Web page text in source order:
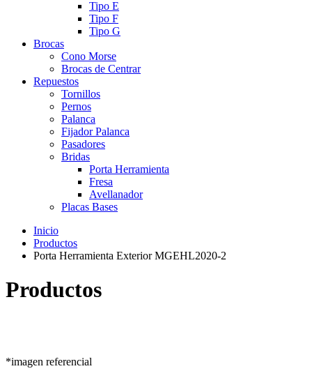
Tipo E
Tipo F
Tipo G
Brocas
Cono Morse
Brocas de Centrar
Repuestos
Tornillos
Pernos
Palanca
Fijador Palanca
Pasadores
Bridas
Porta Herramienta
Fresa
Avellanador
Placas Bases
Inicio
Productos
Porta Herramienta Exterior MGEHL2020-2
Productos
*imagen referencial